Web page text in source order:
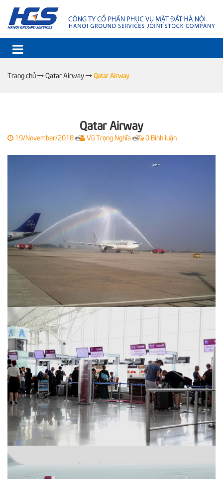
Trang chủ Qatar Airway Qatar Airway
Qatar Airway
19/November/2018| Vũ Trọng Nghĩa| 0 Bình luận